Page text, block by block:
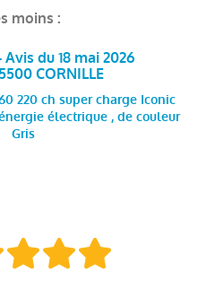
moins :
du 18 mai 2026
CORNILLE
220 ch super charge Iconic
électrique , de couleur
Gris